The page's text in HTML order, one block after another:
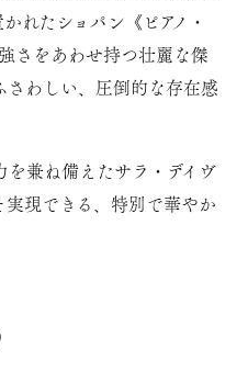
れたショパン《ピアノ・
さをあわせ持つ壮麗な傑
さわしい、圧倒的な存在感
兼ね備えたサラ・デイヴ
実現できる、特別で華やか